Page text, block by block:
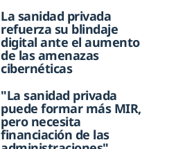
La sanidad privada
refuerza su blindaje
digital ante el aumento
de las amenazas
cibernéticas
"La sanidad privada
puede formar más MIR,
pero necesita
financiación de las